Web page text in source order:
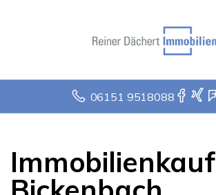
06151 9518088
Immobilienkauf